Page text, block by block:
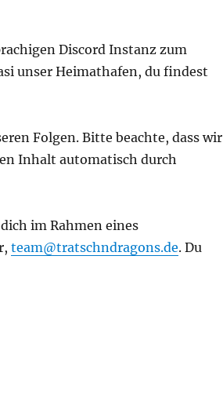
Discord Instanz zum
unser Heimathafen, du findest
Folgen. Bitte beachte, dass wir
Inhalt automatisch durch
im Rahmen eines
team@tratschndragons.de. Du